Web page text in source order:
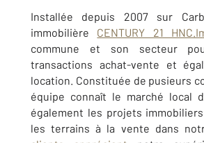
Installée depuis 2007 sur
immobilière CENTURY 21
commune et son secteur
transactions achat-vente et
location. Constituée de pusieurs
équipe connaît le marché local
également les projets
les terrains à la vente dans